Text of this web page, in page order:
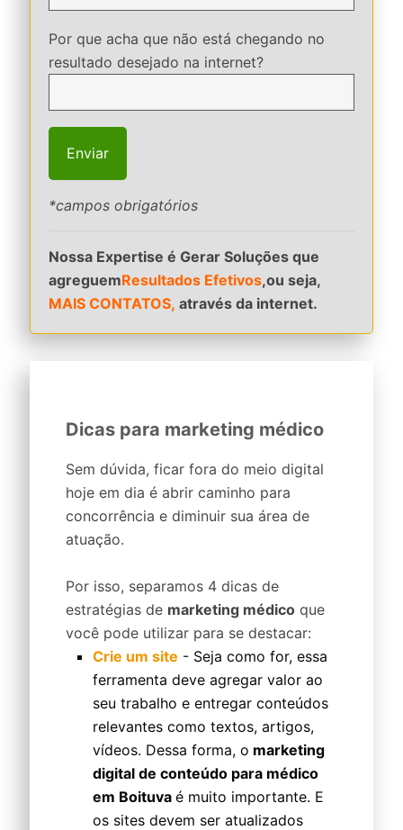
Por que acha que não está chegando no
resultado desejado na internet?
*campos obrigatórios
Nossa Expertise é Gerar Soluções que
agreguemResultados Efetivos,ou seja,
MAIS CONTATOS, através da internet.
Dicas para marketing médico
Sem dúvida, ficar fora do meio digital
hoje em dia é abrir caminho para
concorrência e diminuir sua área de
atuação.
Por isso, separamos 4 dicas de
estratégias de marketing médico que
você pode utilizar para se destacar:
Crie um site - Seja como for, essa
ferramenta deve agregar valor ao
seu trabalho e entregar conteúdos
relevantes como textos, artigos,
vídeos. Dessa forma, o marketing
digital de conteúdo para médico
em Boituva é muito importante. E
os sites devem ser atualizados